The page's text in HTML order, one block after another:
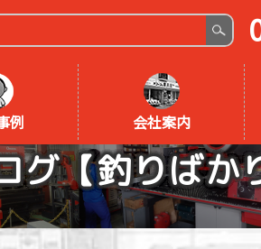
例 会社案内
グ【釣りばか